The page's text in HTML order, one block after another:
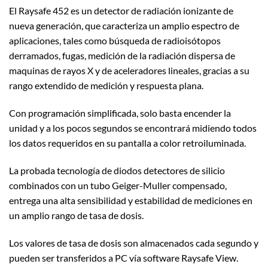
El Raysafe 452 es un detector de radiación ionizante de
nueva generación, que caracteriza un amplio espectro de
aplicaciones, tales como búsqueda de radioisótopos
derramados, fugas, medición de la radiación dispersa de
maquinas de rayos X y de aceleradores lineales, gracias a su
rango extendido de medición y respuesta plana.
Con programación simplificada, solo basta encender la
unidad y a los pocos segundos se encontrará midiendo todos
los datos requeridos en su pantalla a color retroiluminada.
La probada tecnología de diodos detectores de silicio
combinados con un tubo Geiger-Muller compensado,
entrega una alta sensibilidad y estabilidad de mediciones en
un amplio rango de tasa de dosis.
Los valores de tasa de dosis son almacenados cada segundo y
pueden ser transferidos a PC vía software Raysafe View.